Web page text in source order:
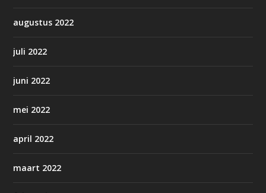
augustus 2022
juli 2022
juni 2022
mei 2022
april 2022
maart 2022